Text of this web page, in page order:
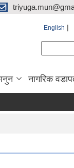
English
नागरिक